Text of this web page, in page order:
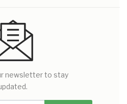
newsletter to stay